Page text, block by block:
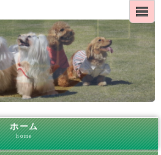
ホーム
home